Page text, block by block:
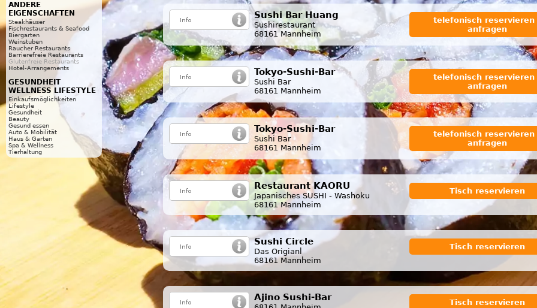
ANDERE
EIGENSCHAFTEN
Steakhäuser
Fischrestaurants & Seafood
Biergarten
Weinstuben
Raucher Restaurants
Barrierefreie Restaurants
Glutenfreie Restaurants
Hotel-Arrangements
GESUNDHEIT
WELLNESS LIFESTYLE
Einkaufsmöglichkeiten
Lifestyle
Gesundheit
Beauty
Gesund essen
Auto & Mobilität
Haus & Garten
Spa & Wellness
Tierhaltung
Sushi Bar Huang
Sushirestaurant
68161 Mannheim
telefonisch reservieren
anfragen
Tokyo-Sushi-Bar
Sushi Bar
68161 Mannheim
telefonisch reservieren
anfragen
Tokyo-Sushi-Bar
Sushi Bar
68161 Mannheim
telefonisch reservieren
anfragen
Restaurant KAORU
Japanisches SUSHI - Washoku
68161 Mannheim
Tisch reservieren
Sushi Circle
Das Origianl
68161 Mannheim
Tisch reservieren
Ajino Sushi-Bar Tisch reservieren